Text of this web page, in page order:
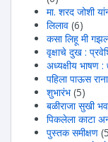
मा. शरद जोशी
लिलाव (6)
कसा लिहू मी
वृक्षाचे दुख :
अध्यक्षीय भाषण
पहिला पाऊस
शुभारंभ (5)
बळीराजा सुखी भव
पिकलेला काटा
पुस्तक समीक्षण